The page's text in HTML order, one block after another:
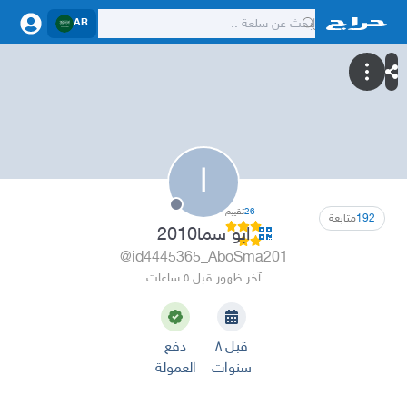
AR
ا
192متابعة 26تقييم
ابو سما2010
@id4445365_AboSma201
آخر ظهور قبل ٥ ساعات
قبل ٨
سنوات
دفع
العمولة